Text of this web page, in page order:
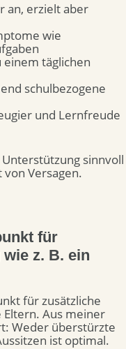
an, erzielt aber
wie
einem täglichen
schulbezogene
und Lernfreude
sinnvoll
von Versagen.
für
z. B. ein
für zusätzliche
Aus meiner
Weder überstürzte
ist optimal.